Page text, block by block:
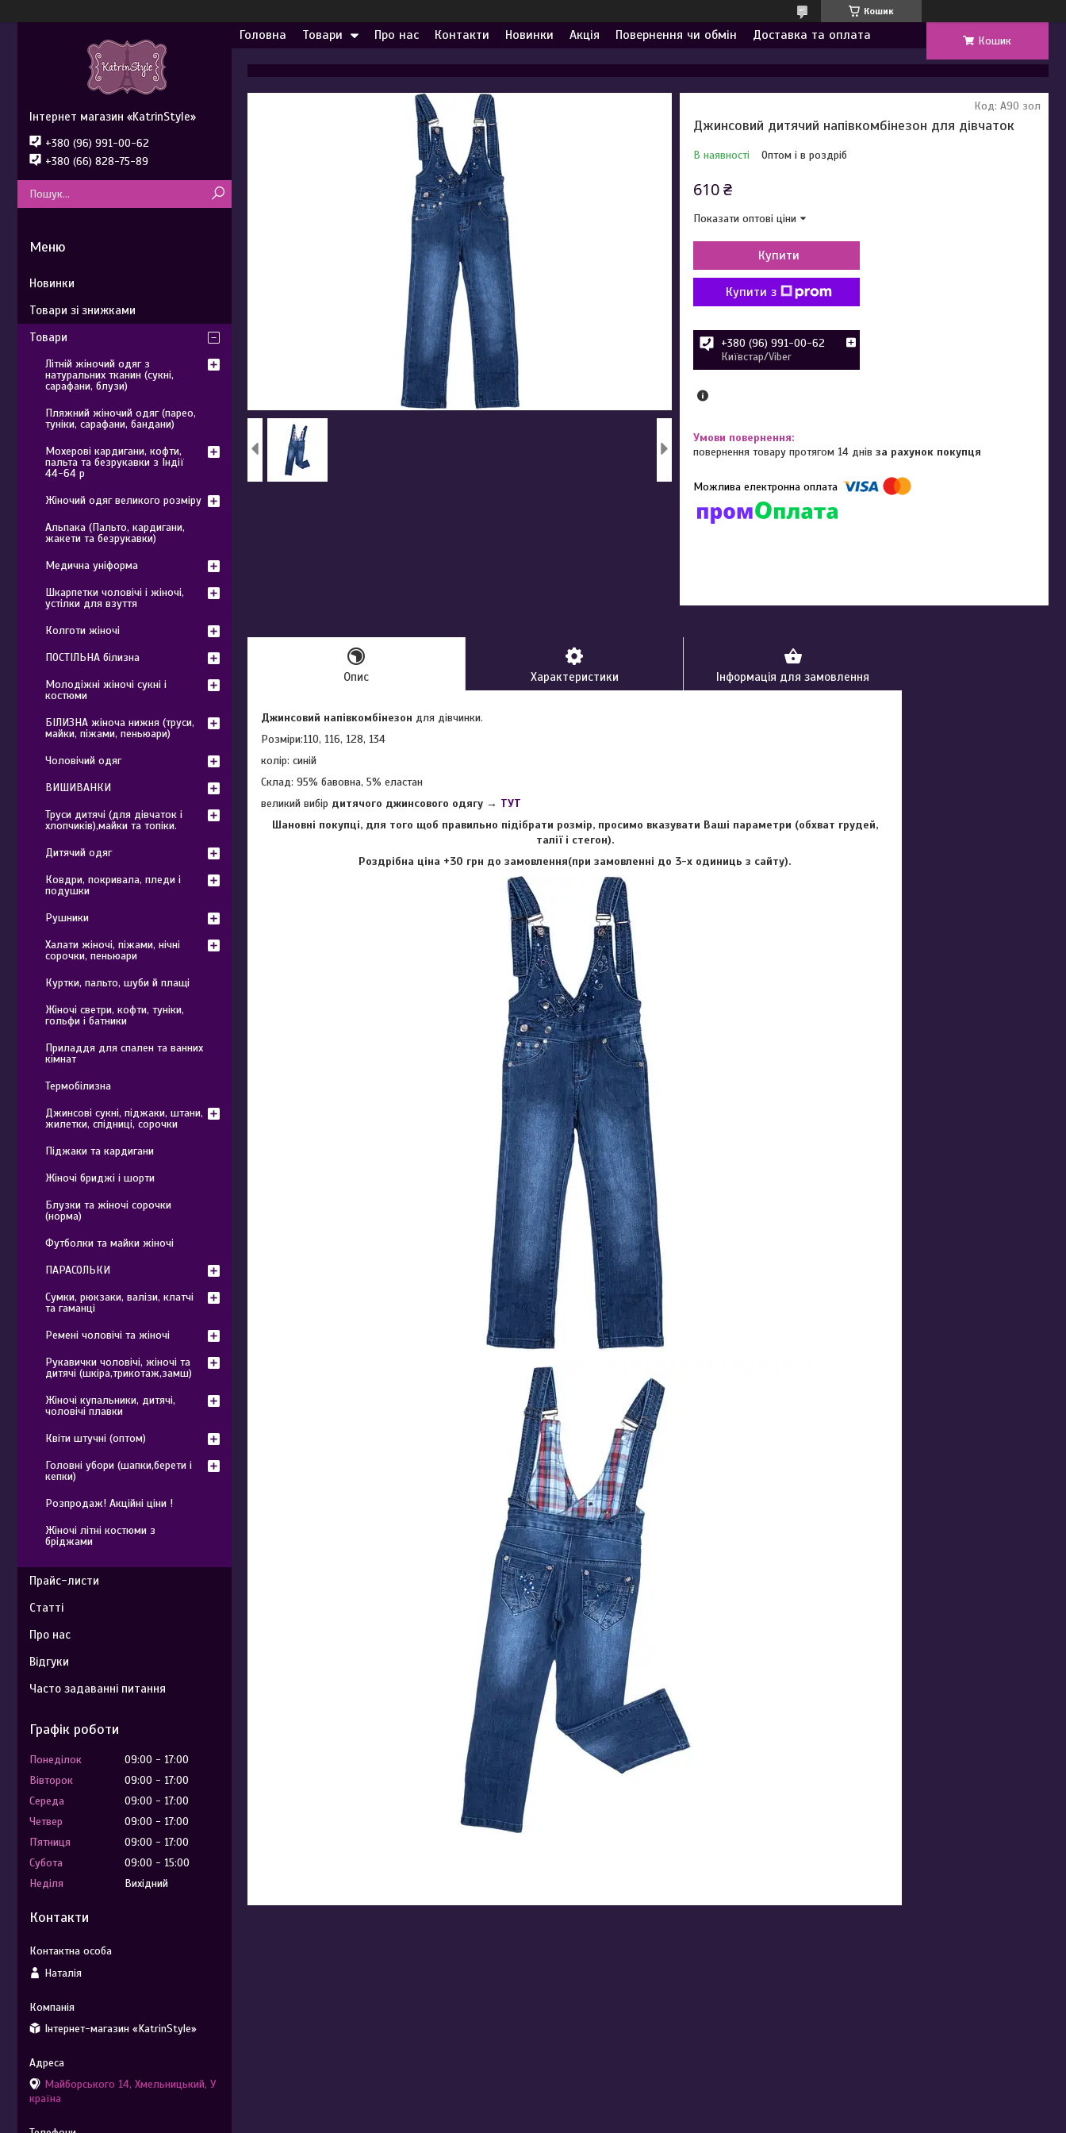
Кошик
Головна Товари Про нас Контакти Новинки Акція Повернення чи обмін Доставка та оплата Кошик
Джинсовий дитячий напівкомбінезон для дівчаток
В наявності Оптом і в роздріб
Код: А90 зол
610 ₴
Показати оптові ціни
Купити
Купити з
+380 (96) 991-00-62
Київстар/Viber
повернення товару протягом 14 днівза рахунок покупця
Опис Характеристики Інформація для замовлення
Джинсовий напівкомбінезон для дівчинки.
Розміри:110, 116, 128, 134
колір: синій
Склад: 95% бавовна, 5% еластан
великий вибір дитячого джинсового одягу → ТУТ
Шановні покупці, для того щоб правильно підібрати розмір, просимо вказувати Ваші параметри (обхват грудей,
талії і стегон).
Роздрібна ціна +30 грн до замовлення(при замовленні до 3-х одиниць з сайту).
Інтернет магазин «KatrinStyle»
+380 (96) 991-00-62
+380 (66) 828-75-89
Новинки
Товари зі знижками
Товари
Літній жіночий одяг з
натуральних тканин (сукні,
сарафани, блузи)
Пляжний жіночий одяг (парео,
туніки, сарафани, бандани)
Мохерові кардигани, кофти,
пальта та безрукавки з Індії
44-64 р
Жіночий одяг великого розміру
Альпака (Пальто, кардигани,
жакети та безрукавки)
Медична уніформа
Шкарпетки чоловічі і жіночі,
устілки для взуття
Колготи жіночі
ПОСТІЛЬНА білизна
Молодіжні жіночі сукні і
костюми
БІЛИЗНА жіноча нижня (труси,
майки, піжами, пеньюари)
Чоловічий одяг
ВИШИВАНКИ
Труси дитячі (для дівчаток і
хлопчиків),майки та топіки.
Дитячий одяг
Ковдри, покривала, пледи і
подушки
Рушники
Халати жіночі, піжами, нічні
сорочки, пеньюари
Куртки, пальто, шуби й плащі
Жіночі светри, кофти, туніки,
гольфи і батники
Приладдя для спален та ванних
кімнат
Термобілизна
Джинсові сукні, піджаки, штани,
жилетки, спідниці, сорочки
Піджаки та кардигани
Жіночі бриджі і шорти
Блузки та жіночі сорочки
(норма)
Футболки та майки жіночі
ПАРАСОЛЬКИ
Сумки, рюкзаки, валізи, клатчі
та гаманці
Ремені чоловічі та жіночі
Рукавички чоловічі, жіночі та
дитячі (шкіра,трикотаж,замш)
Жіночі купальники, дитячі,
чоловічі плавки
Квіти штучні (оптом)
Головні убори (шапки,берети і
кепки)
Розпродаж! Акційні ціни !
Жіночі літні костюми з
бріджами
Прайс-листи
Статті
Про нас
Відгуки
Часто задаванні питання
Графік роботи
Понеділок 09:00
17:00
Вівторок
09:00
17:00
Середа
09:00
17:00
Четвер
09:00
17:00
Пʼятниця
09:00
17:00
Субота
09:00
15:00
Неділя
Вихідний
Контакти
Наталія
Інтернет-магазин «KatrinStyle»
Майборського 14, Хмельницький, У
країна